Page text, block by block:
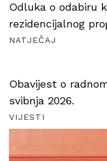
Odluka o odabiru
rezidencijalnog
NATJEČAJ
Obavijest o
svibnja 2026.
VIJESTI